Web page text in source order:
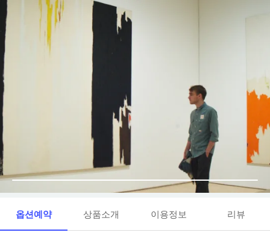
옵션예약 상품소개 이용정보 리뷰